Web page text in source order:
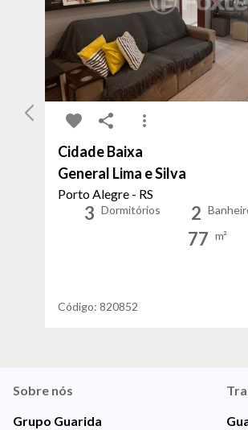
Cidade Baixa
General Lima e Silva
Porto Alegre - RS
3 Dormitórios 2
77 m²
Código: 820852
Sobre nós
Grupo Guarida